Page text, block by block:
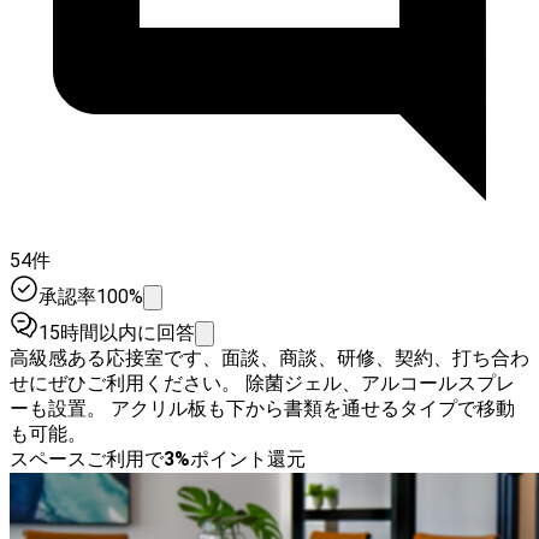
54件
承認率100%
15時間以内に回答
高級感ある応接室です、面談、商談、研修、契約、打ち合わ
せにぜひご利用ください。 除菌ジェル、アルコールスプレ
ーも設置。 アクリル板も下から書類を通せるタイプで移動
も可能。
スペースご利用で3%ポイント還元